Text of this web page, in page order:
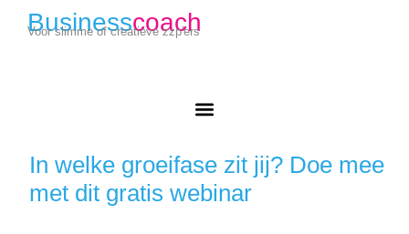
Businesscoach
Voor slimme of creatieve zzp'ers
In welke groeifase zit jij? Doe mee
met dit gratis webinar